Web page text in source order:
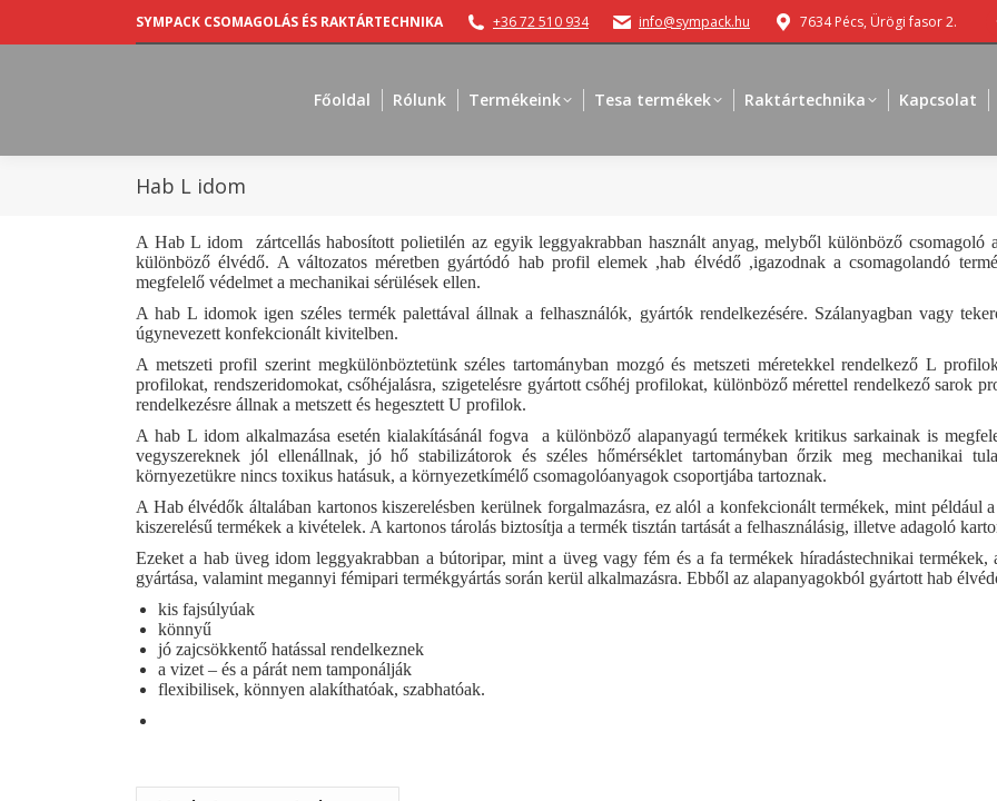
SYMPACK CSOMAGOLÁS ÉS RAKTÁRTECHNIKA +36 72 510 934 info@sympack.hu 7634 Pécs, Ürögi fasor 2.
Főoldal Rólunk Termékeink Tesa termékek Raktártechnika Kapcsolat
Hab L idom
A Hab L idom zártcellás habosított polietilén az egyik leggyakrabban használt anyag, melyből különböző csomagoló
különböző élvédő. A változatos méretben gyártódó hab profil elemek ,hab élvédő ,igazodnak a csomagolandó
megfelelő védelmet a mechanikai sérülések ellen.
A hab L idomok igen széles termék palettával állnak a felhasználók, gyártók rendelkezésére. Szálanyagban vagy
úgynevezett konfekcionált kivitelben.
A metszeti profil szerint megkülönböztetünk széles tartományban mozgó és metszeti méretekkel rendelkező L
profilokat, rendszeridomokat, csőhéjalásra, szigetelésre gyártott csőhéj profilokat, különböző mérettel rendelkező sarok
rendelkezésre állnak a metszett és hegesztett U profilok.
A hab L idom alkalmazása esetén kialakításánál fogva a különböző alapanyagú termékek kritikus sarkainak is
vegyszereknek jól ellenállnak, jó hő stabilizátorok és széles hőmérséklet tartományban őrzik meg mechanikai
környezetükre nincs toxikus hatásuk, a környezetkímélő csomagolóanyagok csoportjába tartoznak.
A Hab élvédők általában kartonos kiszerelésben kerülnek forgalmazásra, ez alól a konfekcionált termékek, mint
kiszerelésű termékek a kivételek. A kartonos tárolás biztosítja a termék tisztán tartását a felhasználásig, illetve adagoló
Ezeket a hab üveg idom leggyakrabban a bútoripar, mint a üveg vagy fém és a fa termékek híradástechnikai termékek,
gyártása, valamint megannyi fémipari termékgyártás során kerül alkalmazásra. Ebből az alapanyagokból gyártott hab
kis fajsúlyúak
könnyű
jó zajcsökkentő hatással rendelkeznek
a vizet – és a párát nem tamponálják
flexibilisek, könnyen alakíthatóak, szabhatóak.